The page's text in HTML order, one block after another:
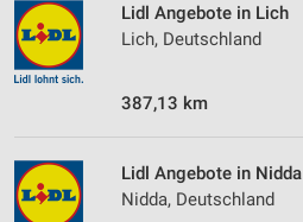
Lidl Angebote in Lich
Lich, Deutschland
387,13 km
Lidl Angebote in Nidda
Nidda, Deutschland